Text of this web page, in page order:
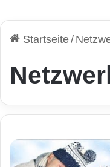
Startseite/